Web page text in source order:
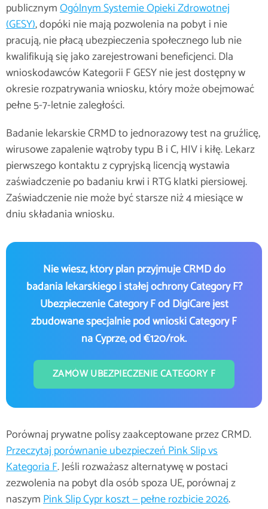
publicznymOgólnym Systemie Opieki Zdrowotnej
(GESY), dopóki nie mają pozwolenia na pobyt i nie
pracują, nie płacą ubezpieczenia społecznego lub nie
kwalifikują się jako zarejestrowani beneficjenci. Dla
wnioskodawców Kategorii F GESY nie jest dostępny w
okresie rozpatrywania wniosku, który może obejmować
pełne 5-7-letnie zaległości.
Badanie lekarskie CRMD to jednorazowy test na gruźlicę,
wirusowe zapalenie wątroby typu B i C, HIV i kiłę. Lekarz
pierwszego kontaktu z cypryjską licencją wystawia
zaświadczenie po badaniu krwi i RTG klatki piersiowej.
Zaświadczenie nie może być starsze niż 4 miesiące w
dniu składania wniosku.
Nie wiesz, który plan przyjmuje CRMD do
badania lekarskiego i stałej ochrony Category F?
Ubezpieczenie Category F od DigiCare jest
zbudowane specjalnie pod wnioski Category F
na Cyprze, od €120/rok.
ZAMÓW UBEZPIECZENIE CATEGORY F
Porównaj prywatne polisy zaakceptowane przez CRMD.
Przeczytaj porównanie ubezpieczeń Pink Slip vs
Kategoria F.Jeśli rozważasz alternatywę w postaci
zezwolenia na pobyt dla osób spoza UE, porównaj z
naszymPink Slip Cypr koszt — pełne rozbicie 2026.